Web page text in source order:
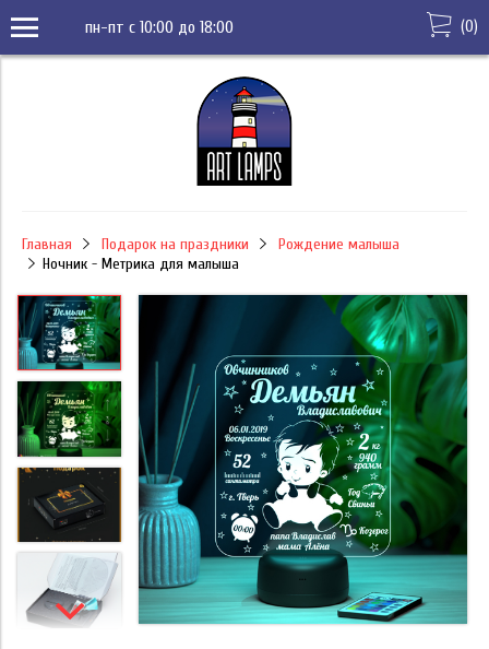
пн-пт с 10:00 до 18:00 (0)
Главная Подарок на праздники
Рождение малыша
Ночник - Метрика для малыша